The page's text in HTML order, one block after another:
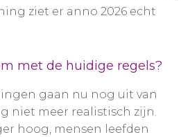
ziet er anno 2026 echt
met de huidige regels?
gaan nu nog uit van
niet meer realistisch zijn.
hoog, mensen leefden